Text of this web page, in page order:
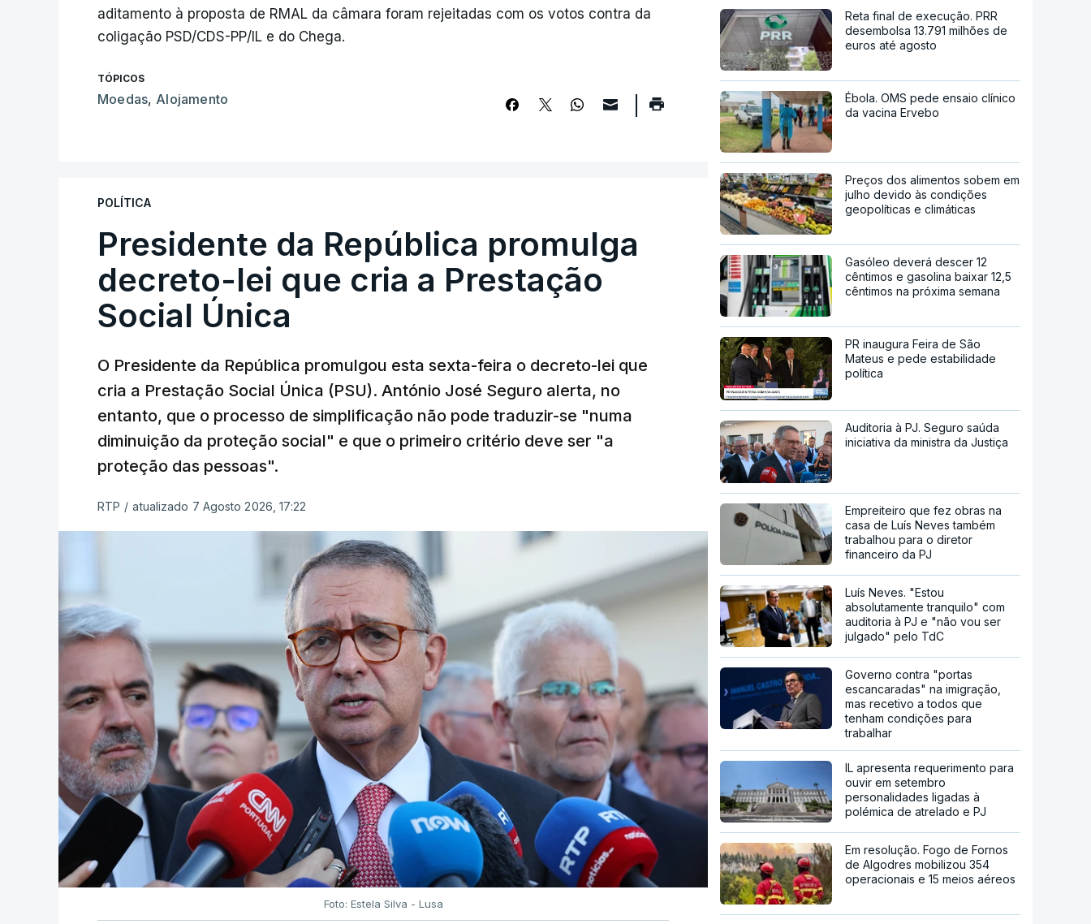
aditamento à proposta de RMAL da câmara foram rejeitadas com os votos contra da
coligação PSD/CDS-PP/IL e do Chega.
TÓPICOS
Moedas, Alojamento
POLÍTICA
Presidente da República promulga
decreto-lei que cria a Prestação
Social Única
O Presidente da República promulgou esta sexta-feira o decreto-lei que
cria a Prestação Social Única (PSU). António José Seguro alerta, no
entanto, que o processo de simplificação não pode traduzir-se "numa
diminuição da proteção social" e que o primeiro critério deve ser "a
proteção das pessoas".
RTP / atualizado 7 Agosto 2026, 17:22
Foto: Estela Silva - Lusa
Reta final de execução. PRR
desembolsa 13.791 milhões de
euros até agosto
Ébola. OMS pede ensaio clínico
da vacina Ervebo
Preços dos alimentos sobem em
julho devido às condições
geopolíticas e climáticas
Gasóleo deverá descer 12
cêntimos e gasolina baixar 12,5
cêntimos na próxima semana
PR inaugura Feira de São
Mateus e pede estabilidade
política
Auditoria à PJ. Seguro saúda
iniciativa da ministra da Justiça
Empreiteiro que fez obras na
casa de Luís Neves também
trabalhou para o diretor
financeiro da PJ
Luís Neves. "Estou
absolutamente tranquilo" com
auditoria à PJ e "não vou ser
julgado" pelo TdC
Governo contra "portas
escancaradas" na imigração,
mas recetivo a todos que
tenham condições para
trabalhar
IL apresenta requerimento para
ouvir em setembro
personalidades ligadas à
polémica de atrelado e PJ
Em resolução. Fogo de Fornos
de Algodres mobilizou 354
operacionais e 15 meios aéreos